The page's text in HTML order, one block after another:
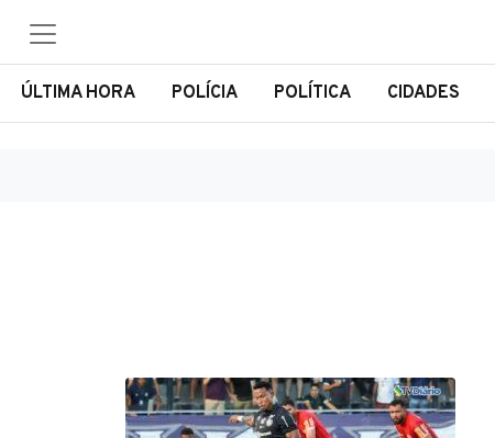
ÚLTIMA HORA POLÍCIA POLÍTICA CIDADES